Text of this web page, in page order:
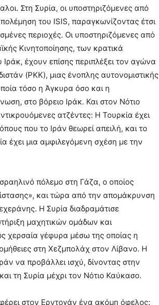
Στη Συρία, οι υποστηριζόμενες από
του ISIS, παραγκωνίζοντας έτσι
περιοχές. Οι υποστηριζόμενες από
Κινητοποίησης, των κρατικά
έχουν επίσης περιπλέξει τον αγώνα
(PKK), μιας ένοπλης αυτονομιστικής
τόσο η Άγκυρα όσο και η
στο βόρειο Ιράκ. Και στον Νότιο
ατζέντες: Η Τουρκία έχει
που το Ιράν θεωρεί απειλή, και το
έχει μια αμφιλεγόμενη σχέση με την
πόλεμο στη Γάζα, ο οποίος
και τώρα από την απομάκρυνση
Η Συρία διαδραμάτισε
μαχητικών ομάδων και
χερσαία γέφυρα μέσω της οποίας η
στη Χεζμπολάχ στον Λίβανο. Η
να προβάλλει ισχύ, δίνοντας στην
τη Συρία μέχρι τον Νότιο Καύκασο.
στον Ερντογάν ένα ακόμη όφελος: